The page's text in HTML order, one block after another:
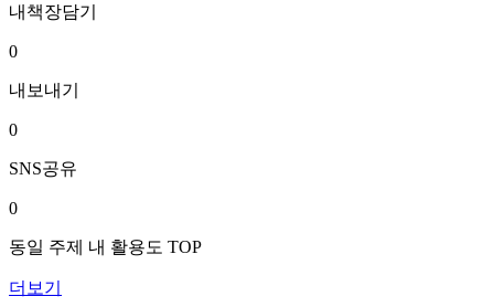
내책장담기
0
내보내기
0
SNS공유
0
동일 주제 내 활용도 TOP
더보기